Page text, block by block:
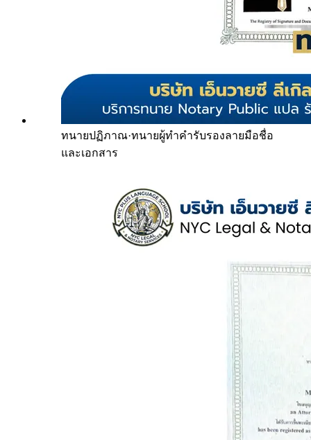
ทนายปฏิภาณ·ทนายผู้ทำคำรับรองลายมือชื่อ
และเอกสาร